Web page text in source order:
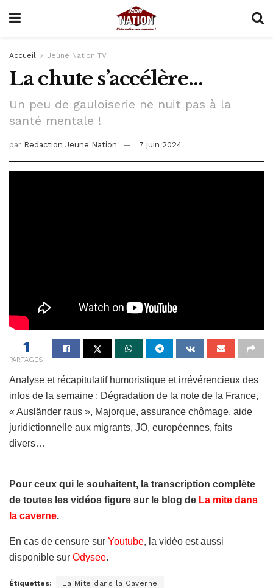
Accueil Jeune Nation TV
La chute s’accélère…
Un peu de gauloiserie ne nuit pas à la
santé mentale !
par Redaction Jeune Nation 7 juin 2024
1
PARTAGES
Analyse et récapitulatif humoristique et irrévérencieux des
infos de la semaine : Dégradation de la note de la France,
« Ausländer raus », Majorque, assurance chômage, aide
juridictionnelle aux migrants, JO, européennes, faits
divers…
Pour ceux qui le souhaitent, la transcription complète
de toutes les vidéos figure sur le blog de La mite dans
la caverne.
En cas de censure sur Youtube, la vidéo est aussi
disponible sur Odysee.
Étiquettes: La Mite dans la Caverne